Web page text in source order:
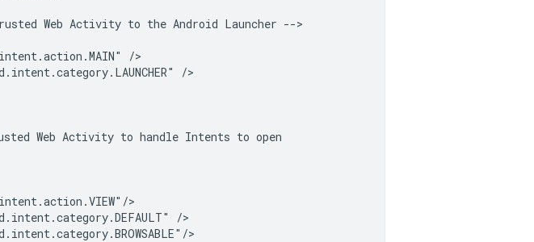
Web Activity to the Android Launcher
Web Activity to handle Intents to
>